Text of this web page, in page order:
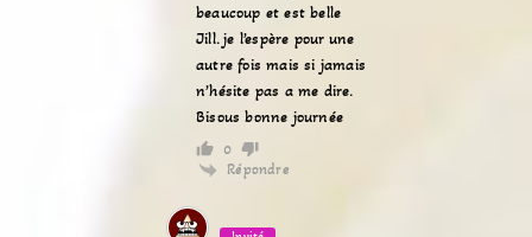
beaucoup et est belle
Jill. je l’espère pour une
autre fois mais si jamais
n’hésite pas a me dire.
Bisous bonne journée
0
Répondre